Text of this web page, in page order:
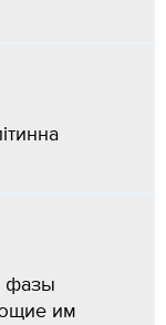
фазы
им